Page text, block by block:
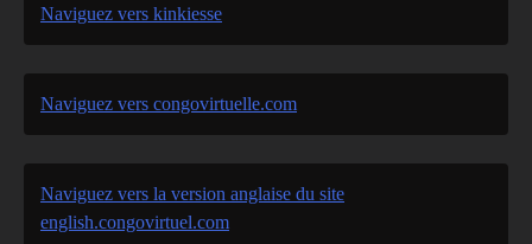
Naviguez vers kinkiesse
Naviguez vers congovirtuelle.com
Naviguez vers la version anglaise du site
english.congovirtuel.com